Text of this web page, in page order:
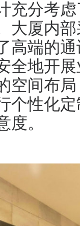
充分考
大厦内
高端的
全地开
空间布
个性化
度。